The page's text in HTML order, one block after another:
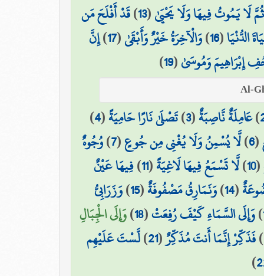
ثُمَّ لَا يَمُوتُ فِيهَا وَلَا يَحْيَىٰ(
13
)قَدْ أَفْلَحَ مَن
الدُّنْيَا(
16
)وَالْآخِرَةُ خَيْرٌ وَأَبْقَىٰ(
17
)إِنَّ
إِبْرَاهِيمَ وَمُوسَىٰ(
19
)
)عَامِلَةٌ نَّاصِبَةٌ(
3
)تَصْلَىٰ نَارًا حَامِيَةً(
4
)
(
6
)لَّا يُسْمِنُ وَلَا يُغْنِي مِن جُوعٍ(
7
)وُجُوهٌ
(
10
)لَّا تَسْمَعُ فِيهَا لَاغِيَةً(
11
)فِيهَا عَيْنٌ
(
14
)وَنَمَارِقُ مَصْفُوفَةٌ(
15
)وَزَرَابِيُّ
)وَإِلَى السَّمَاءِ كَيْفَ رُفِعَتْ(
18
)وَإِلَى الْجِبَالِ
)فَذَكِّرْ إِنَّمَا أَنتَ مُذَكِّرٌ(
21
)لَّسْتَ عَلَيْهِم
)